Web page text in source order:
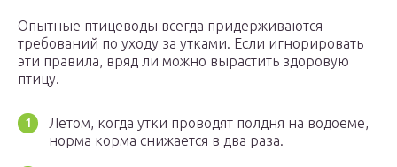
Опытные птицеводы всегда придерживаются
требований по уходу за утками. Если игнорировать
эти правила, вряд ли можно вырастить здоровую
птицу.
Летом, когда утки проводят полдня на водоеме,
норма корма снижается в два раза.